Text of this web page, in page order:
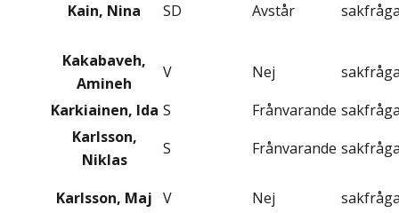
Kain, Nina SD Avstår
Kakabaveh,
Amineh
V Nej
Karkiainen, Ida S Frånvarande
Karlsson,
Niklas
S Frånvarande
Karlsson, Maj V Nej